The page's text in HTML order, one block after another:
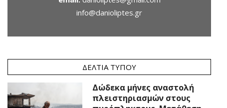
info@danioliptes.gr
ΔΕΛΤΊΑ ΤΎΠΟΥ
Δώδεκα μήνες αναστολή
πλειστηριασμών στους